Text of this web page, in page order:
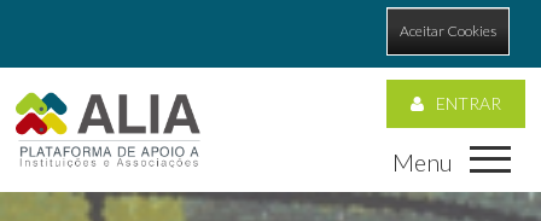
Aceitar Cookies
ENTRAR
Menu